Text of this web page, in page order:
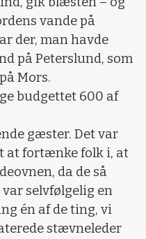
vande på
der, man havde
på Peterslund, som
Mors.
budgettet 600 af
gæster. Det var
at fortænke folk i, at
da de så
selvfølgelig en
én af de ting, vi
stævneleder